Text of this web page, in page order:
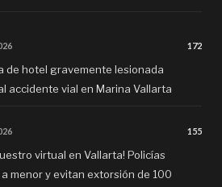
172
de hotel gravemente lesionada
accidente vial en Marina Vallarta
155
virtual en Vallarta! Policías
menor y evitan extorsión de 100